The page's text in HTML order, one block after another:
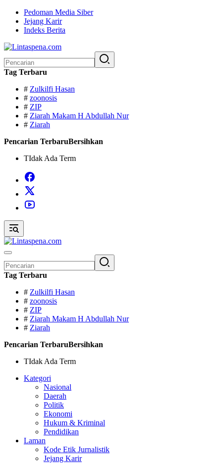
Langsung
konten
Pedoman Media Siber
Jejang Karir
Indeks Berita
untuk:
Tag Terbaru
# Zulkilfi Hasan
# zoonosis
# ZIP
# Ziarah Makam H Abdullah Nur
# Ziarah
Pencarian TerbaruBersihkan
TIdak Ada Term
untuk:
Tag Terbaru
# Zulkilfi Hasan
# zoonosis
# ZIP
# Ziarah Makam H Abdullah Nur
# Ziarah
Pencarian TerbaruBersihkan
TIdak Ada Term
Kategori
Nasional
Daerah
Politik
Ekonomi
Hukum & Kriminal
Pendidikan
Laman
Kode Etik Jurnalistik
Jejang Karir